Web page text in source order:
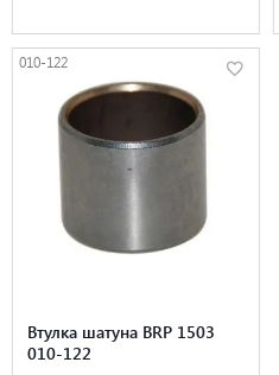
010-122
Втулка шатуна BRP 1503
010-122